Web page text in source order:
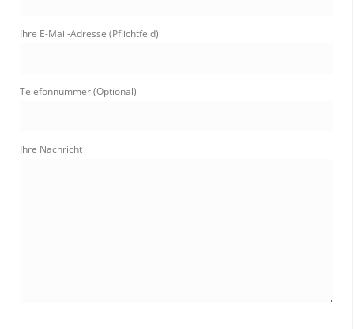
Ihre E-Mail-Adresse (Pflichtfeld)
Telefonnummer (Optional)
Ihre Nachricht